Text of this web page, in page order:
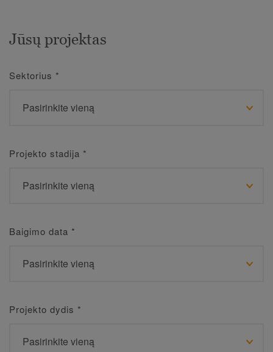
Jūsų projektas
Sektorius *
Projekto stadija *
Baigimo data *
Projekto dydis *